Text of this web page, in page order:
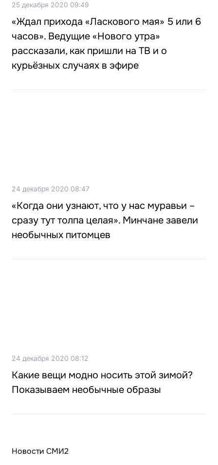
25 декабря 2020 09:49
«Ждал прихода «Ласкового мая» 5 или 6
часов». Ведущие «Нового утра»
рассказали, как пришли на ТВ и о
курьёзных случаях в эфире
24 декабря 2020 08:47
«Когда они узнают, что у нас муравьи –
сразу тут толпа целая». Минчане завели
необычных питомцев
24 декабря 2020 08:12
Какие вещи модно носить этой зимой?
Показываем необычные образы
Новости СМИ2